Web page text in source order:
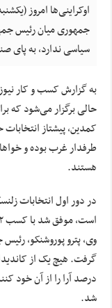
اوکراینی‌ها امروز
جمهوری میان رئیس
سیاسی ندارد، به پای
به گزارش کسب و کار
حالی برگزار می‌شود که
کمدین، پیشتاز
طرفدار غرب بوده و
هستند.
در دور اول انتخابات
درصد آرا را از آن خود
شد.